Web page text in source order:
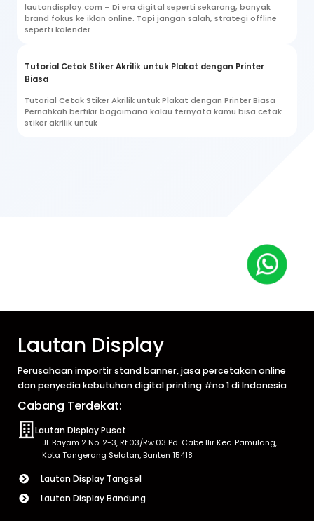
lautandisplay.com – Di era digital seperti sekarang, banyak
brand fokus ke iklan online. Tapi jangan salah, strategi offline
seperti kalender
Tutorial Cetak Stiker Akrilik untuk Plakat dengan Printer
Biasa
Tutorial Cetak Stiker Akrilik untuk Plakat dengan Printer Biasa
Pernahkah berfikir bagaimana kalau ternyata kamu bisa cetak
stiker akrilik untuk
Lautan Display
Perusahaan importir stand banner, jasa percetakan online
dan penyedia kebutuhan digital printing #no 1 di Indonesia
Cabang Terdekat:
Lautan Display Pusat
Jl. Bayam 2 No. 2-3, Rt.03/Rw.03 Pd. Cabe Ilir Kec. Pamulang,
Kota Tangerang Selatan, Banten 15418
Lautan Display Tangsel
Lautan Display Bandung